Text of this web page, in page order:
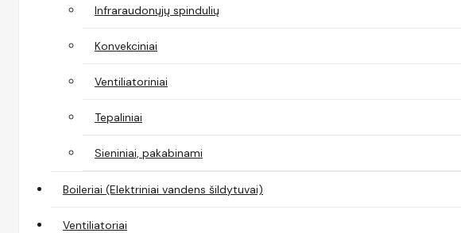
Infraraudonųjų spindulių
Konvekciniai
Ventiliatoriniai
Tepaliniai
Sieniniai, pakabinami
Boileriai (Elektriniai vandens šildytuvai)
Ventiliatoriai